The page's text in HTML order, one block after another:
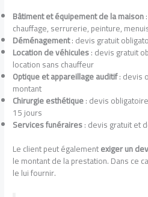
Bâtiment et équipement de la maison
chauffage, serrurerie, peinture,
Déménagement: devis gratuit
Location de véhicules: devis gratuit
location sans chauffeur
Optique et appareillage auditif: devis
montant
Chirurgie esthétique: devis
15 jours
Services funéraires: devis gratuit et
Le client peut égalementexiger un
le montant de la prestation. Dans ce
le lui fournir.